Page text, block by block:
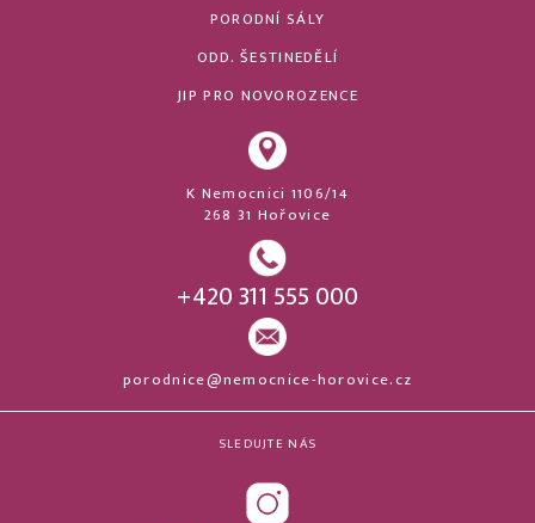
PORODNÍ SÁLY
ODD. ŠESTINEDĚLÍ
JIP PRO NOVOROZENCE
K Nemocnici 1106/14
268 31 Hořovice
+420 311 555 000
porodnice@nemocnice-horovice.cz
SLEDUJTE NÁS